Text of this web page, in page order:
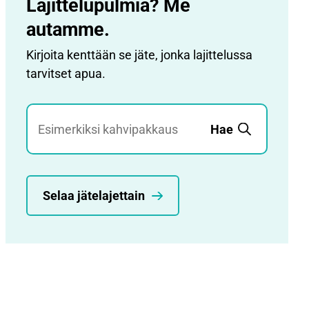
Lajittelupulmia? Me
autamme.
Kirjoita kenttään se jäte, jonka lajittelussa
tarvitset apua.
Jätehaku
Hae
Selaa jätelajettain